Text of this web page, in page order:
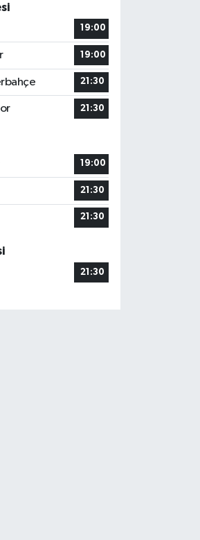
19:00
19:00
21:30
21:30
19:00
21:30
21:30
21:30